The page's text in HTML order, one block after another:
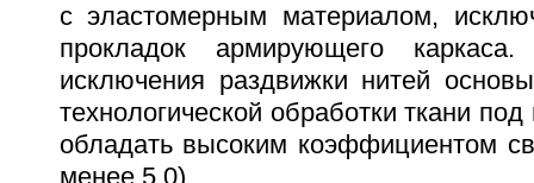
с эластомерным материалом,
прокладок армирующего
исключения раздвижки нитей
технологической обработки ткани
обладать высоким коэффициентом
менее 5,0).